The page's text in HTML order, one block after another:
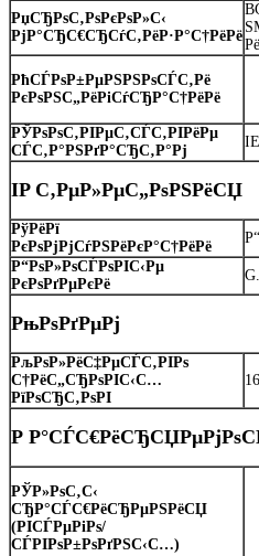
РџСЂРѕС‚РѕРєРѕР»С‹
РјР°СЂС€СЂСѓС‚РёР·Р°С†РёРё
РћСЃРѕР±РµРЅРЅРѕСЃС‚Рё
РєРѕРЅС„РёРіСѓСЂР°С†РёРё
РЎРѕРѕС‚РІРµС‚СЃС‚РІРёРµ
СЃС‚Р°РЅРґР°СЂС‚Р°Рј
IP С‚РµР»РµС„РѕРЅРёСЏ
РўРёРї
РєРѕРјРјСѓРЅРёРєР°С†РёРё
Р“РѕР»РѕСЃРѕРІС‹Рµ
РєРѕРґРµРєРё
РњРѕРґРµРј
РљРѕР»РёС‡РµСЃС‚РІРѕ
С†РёС„СЂРѕРІС‹С…
РїРѕСЂС‚РѕРІ
16
Р
РЎР»РѕС‚С‹
СЂР°СЃС€РёСЂРµРЅРёСЏ
(РІСЃРµРіРѕ/
СЃРІРѕР±РѕРґРЅС‹С…)